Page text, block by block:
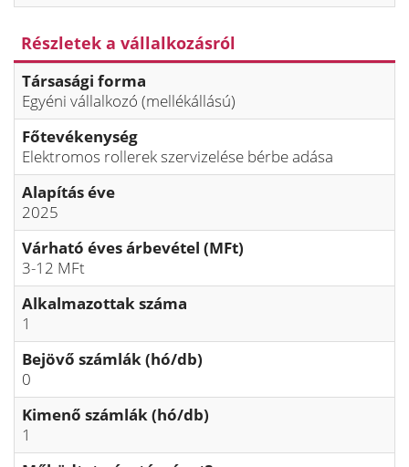
Részletek a vállalkozásról
Társasági forma
Egyéni vállalkozó (mellékállású)
Főtevékenység
Elektromos rollerek szervizelése bérbe adása
Alapítás éve
2025
Várható éves árbevétel (MFt)
3-12 MFt
Alkalmazottak száma
1
Bejövő számlák (hó/db)
0
Kimenő számlák (hó/db)
1